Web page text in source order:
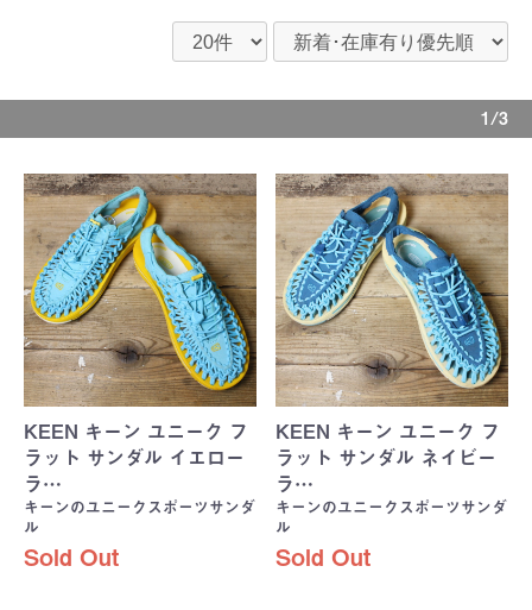
1/3
KEEN キーン ユニーク フ
ラット サンダル イエロー
ラ…
キーンのユニークスポーツサンダ
ル
Sold Out
KEEN キーン ユニーク フ
ラット サンダル ネイビー
ラ…
キーンのユニークスポーツサンダ
ル
Sold Out